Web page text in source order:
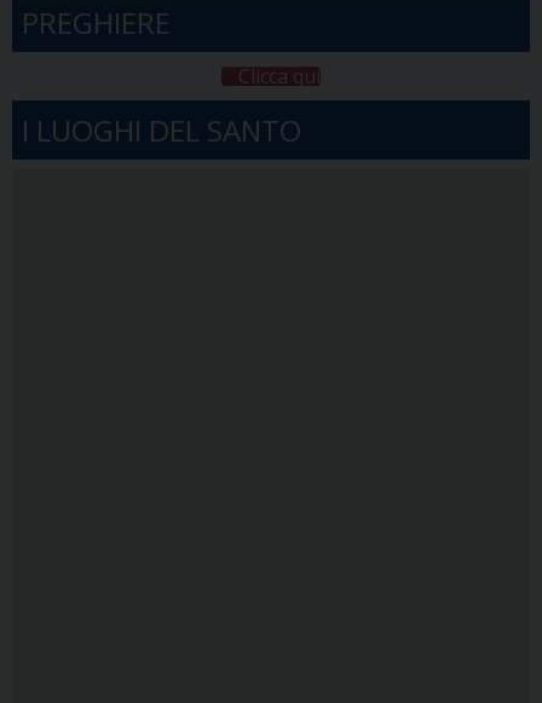
PREGHIERE
Clicca qui
I LUOGHI DEL SANTO